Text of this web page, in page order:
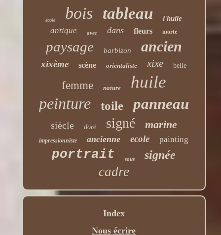
école bois tableau l'huile
antique avec dans fleurs morte
paysage barbizon ancien
xixème scène orientaliste xixe belle
femme nature huile
peinture toile panneau
siècle doré signé marine
impressionniste ancienne ecole painting
portrait sous signée
cadre
Index
Nous écrire